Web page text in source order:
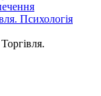
Психологія